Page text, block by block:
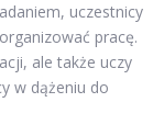
uczestnicy
pracę.
ale także uczy
w dążeniu do